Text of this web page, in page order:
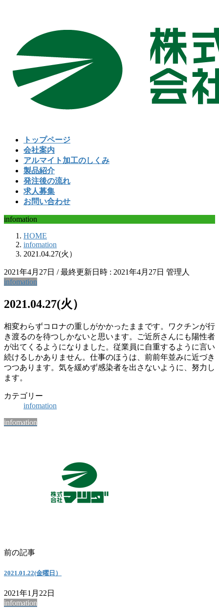
トップページ
会社案内
アルマイト加工のしくみ
製品紹介
発注後の流れ
求人募集
お問い合わせ
infomation
HOME
infomation
2021.04.27(火）
2021年4月27日 / 最終更新日時 : 2021年4月27日 管理人
infomation
2021.04.27(火）
相変わらずコロナの重しがかかったままです。ワクチンが行
き渡るのを待つしかないと思います。ご近所さんにも陽性者
が出てくるようになりました。従業員に自重するように言い
続けるしかありません。仕事のほうは、前前年並みに近づき
つつあります。気を緩めず感染者を出さないように、努力し
ます。
カテゴリー
infomation
infomation
前の記事
2021.01.22(金曜日）
2021年1月22日
infomation